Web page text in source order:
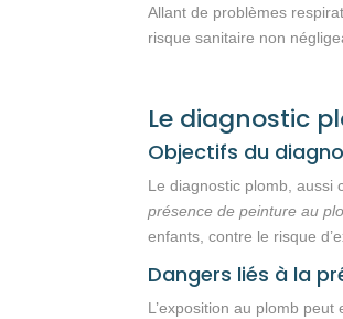
Allant de problèmes
risque sanitaire non
Le diagnostic
Objectifs du
Le diagnostic plomb, aussi
présence de peinture au
enfants, contre le risque
Dangers liés à la
L’exposition au plomb